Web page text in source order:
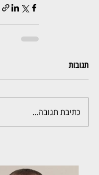
תגובות
כתיבת תגובה...